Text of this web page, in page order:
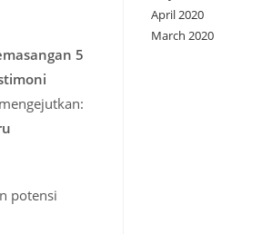
5
potensi
April 2020
March 2020